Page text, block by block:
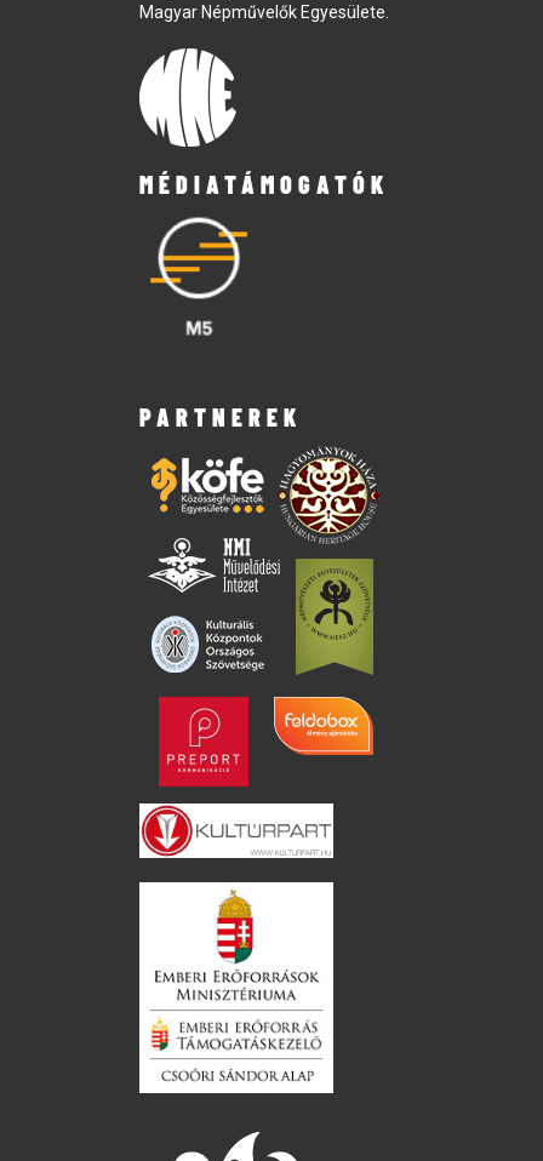
Magyar Népművelők Egyesülete.
MÉDIATÁMOGATÓK
PARTNEREK